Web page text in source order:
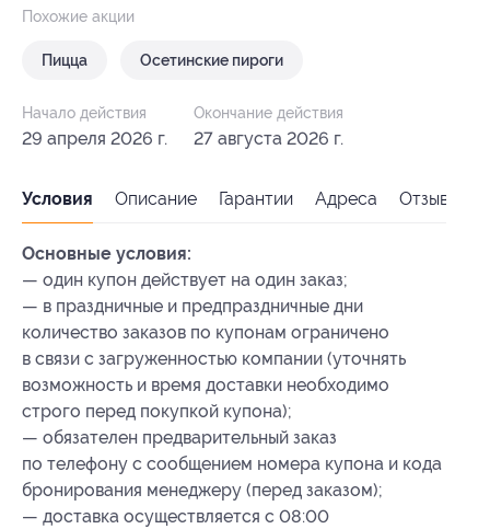
Похожие акции
Пицца Осетинские пироги
Начало действия
29 апреля 2026 г.
Окончание действия
27 августа 2026 г.
Условия Описание Гарантии Адреса Отзывы
Основные условия:
— один купон действует на один заказ;
— в праздничные и предпраздничные дни
количество заказов по купонам ограничено
в связи с загруженностью компании (уточнять
возможность и время доставки необходимо
строго перед покупкой купона);
— обязателен предварительный заказ
по телефону с сообщением номера купона и кода
бронирования менеджеру (перед заказом);
— доставка осуществляется с 08:00